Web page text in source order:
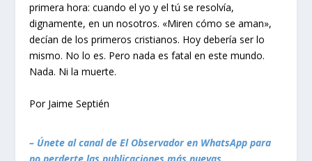
primera hora: cuando el yo y el tú se resolvía,
dignamente, en un nosotros. «Miren cómo se aman»,
decían de los primeros cristianos. Hoy debería ser lo
mismo. No lo es. Pero nada es fatal en este mundo.
Nada. Ni la muerte.
Por Jaime Septién
– Únete al canal de El Observador en WhatsApp para
no perderte las publicaciones más nuevas